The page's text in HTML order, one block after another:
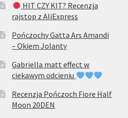
HIT CZY KIT? Recenzja
rajstop z AliExpress
Pończochy Gatta Ars Amandi
– Okiem Jolanty
Gabriella matt effect w
ciekawym odcieniu
Recenzja Pończoch Fiore Half
Moon 20DEN